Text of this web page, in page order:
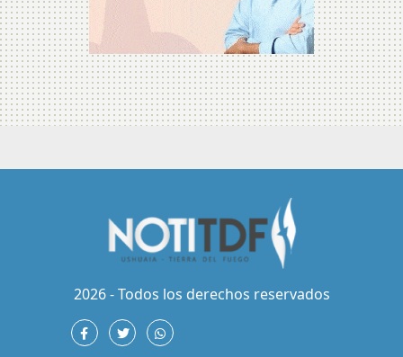
2026 - Todos los derechos reservados